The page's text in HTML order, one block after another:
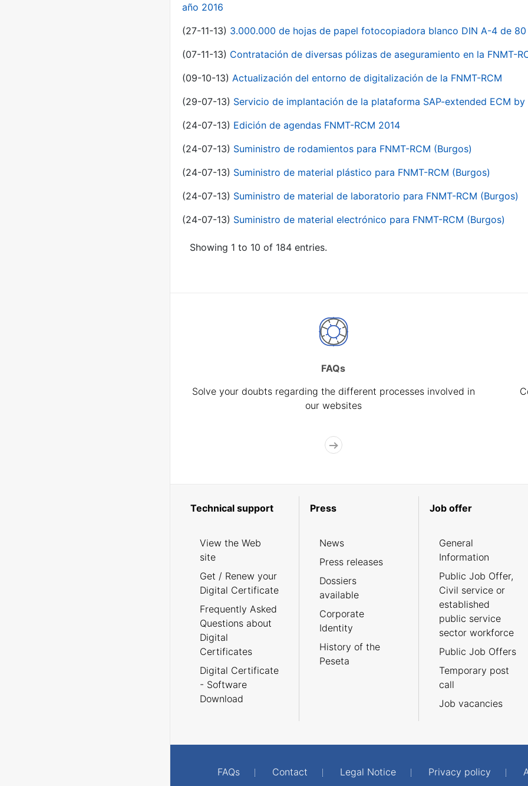
año 2016
(27-11-13) 3.000.000 de hojas de papel fotocopiadora blanco DIN A-4 de 80
(07-11-13) Contratación de diversas pólizas de aseguramiento en la FNMT-
(09-10-13) Actualización del entorno de digitalización de la FNMT-RCM
(29-07-13) Servicio de implantación de la plataforma SAP-extended ECM by
(24-07-13) Edición de agendas FNMT-RCM 2014
(24-07-13) Suministro de rodamientos para FNMT-RCM (Burgos)
(24-07-13) Suministro de material plástico para FNMT-RCM (Burgos)
(24-07-13) Suministro de material de laboratorio para FNMT-RCM (Burgos)
(24-07-13) Suministro de material electrónico para FNMT-RCM (Burgos)
Showing 1 to 10 of 184 entries.
FAQs
Solve your doubts regarding the different processes involved in
our websites
Technical support
View the Web
site
Get / Renew your
Digital Certificate
Frequently Asked
Questions about
Digital
Certificates
Digital Certificate
- Software
Download
Press
News
Press releases
Dossiers
available
Corporate
Identity
History of the
Peseta
Job offer
General
Information
Public Job Offer,
Civil service or
established
public service
sector workforce
Public Job Offers
Temporary post
call
Job vacancies
FAQs Contact Legal Notice Privacy policy